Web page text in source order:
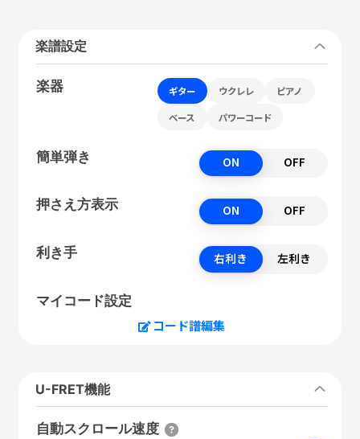
楽譜設定
楽器 ギター ウクレレ ピアノ
ベース パワーコード
簡単弾き ON OFF
押さえ方表示 ON OFF
利き手 右利き 左利き
マイコード設定
コード譜編集
U-FRET機能
自動スクロール速度